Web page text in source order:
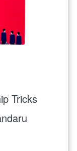
Tricks